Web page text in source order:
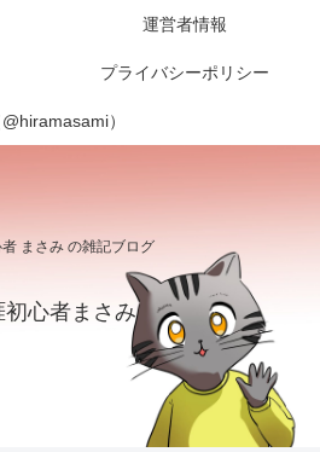
まさみ の雑記ブログ
初心者まさみ
運営者情報
プライバシーポリシー
）